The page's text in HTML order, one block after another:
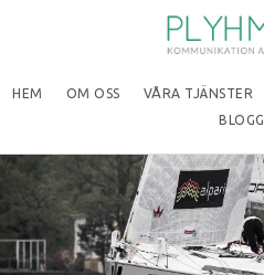
HEM OM OSS VÅRA TJÄNSTER
BLOGG